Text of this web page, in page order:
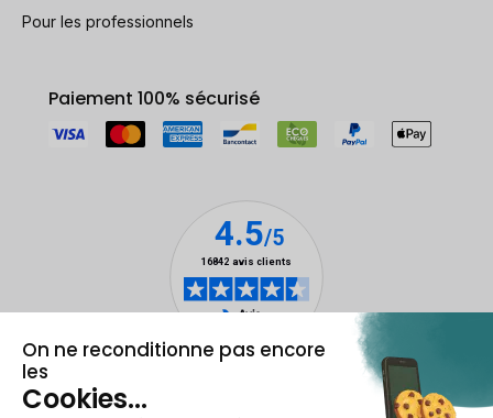
Pour les professionnels
Paiement 100% sécurisé